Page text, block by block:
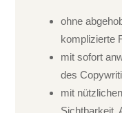
ohne
komplizierte
mit sofort
des
mit
Sichtbarkeit,